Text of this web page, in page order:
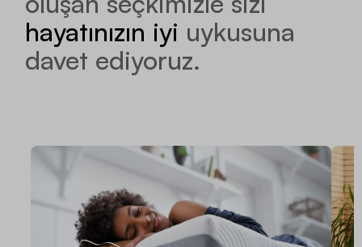
hayatınızın iyi uykusuna
davet ediyoruz.